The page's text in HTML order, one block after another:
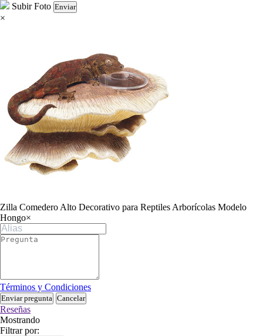
Subir Foto Enviar
×
Zilla Comedero Alto Decorativo para Reptiles Arborícolas Modelo
Hongo×
Términos y Condiciones
Enviar pregunta Cancelar
Reseñas
Mostrando
Filtrar por: